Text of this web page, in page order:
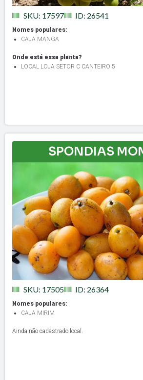
SKU: 17597 ID: 26541
Nomes populares:
CAJA MANGA
Onde está essa planta?
LOCAL LOJA SETOR C CANTEIRO 5
SPONDIAS
SKU: 17505 ID: 26364
Nomes populares:
CAJA MIRIM
Ainda não cadastrado local.